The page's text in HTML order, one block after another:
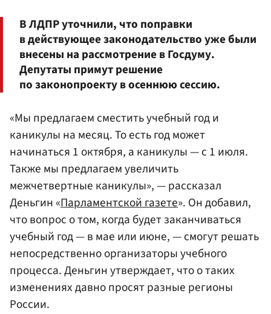
В ЛДПР уточнили, что поправки
в действующее законодательство уже были
внесены на рассмотрение в Госдуму.
Депутаты примут решение
по законопроекту в осеннюю сессию.
«Мы предлагаем сместить учебный год и
каникулы на месяц. То есть год может
начинаться 1 октября, а каникулы — с 1 июля.
Также мы предлагаем увеличить
межчетвертные каникулы», — рассказал
Деньгин «Парламентской газете». Он добавил,
что вопрос о том, когда будет заканчиваться
учебный год — в мае или июне, — смогут решать
непосредственно организаторы учебного
процесса. Деньгин утверждает, что о таких
изменениях давно просят разные регионы
России.